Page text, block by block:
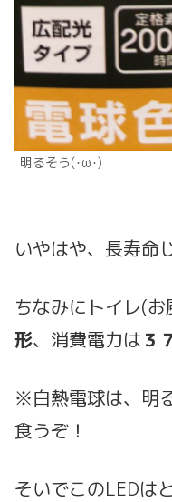
明るそう(･ω･)
いやはや、長寿命
ちなみにトイレ(
形、消費電力は ３
※白熱電球は、明
食うぞ！
そいでこのLEDは